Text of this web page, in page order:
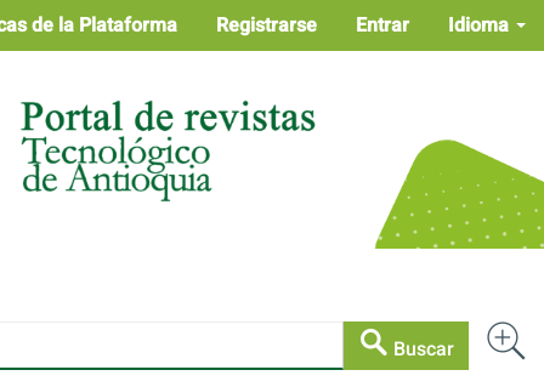
Idioma
de la Plataforma Registrarse Entrar
Buscar